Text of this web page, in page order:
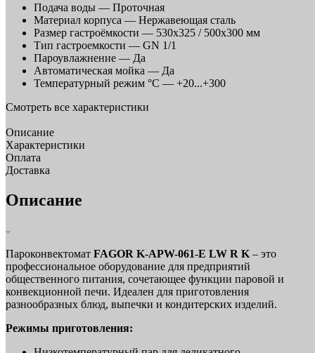
Подача воды — Проточная
Материал корпуса — Нержавеющая сталь
Размер гастроёмкости — 530x325 / 500x300 мм
Тип гастроемкости — GN 1/1
Пароувлажнение — Да
Автоматическая мойка — Да
Температурный режим °C — +20...+300
Смотреть все характеристики
Описание
Характеристики
Оплата
Доставка
Описание
Пароконвектомат FAGOR K-APW-061-E LW R K – это
профессиональное оборудование для предприятий
общественного питания, сочетающее функции паровой и
конвекционной печи. Идеален для приготовления
разнообразных блюд, выпечки и кондитерских изделий.
Режимы приготовления: